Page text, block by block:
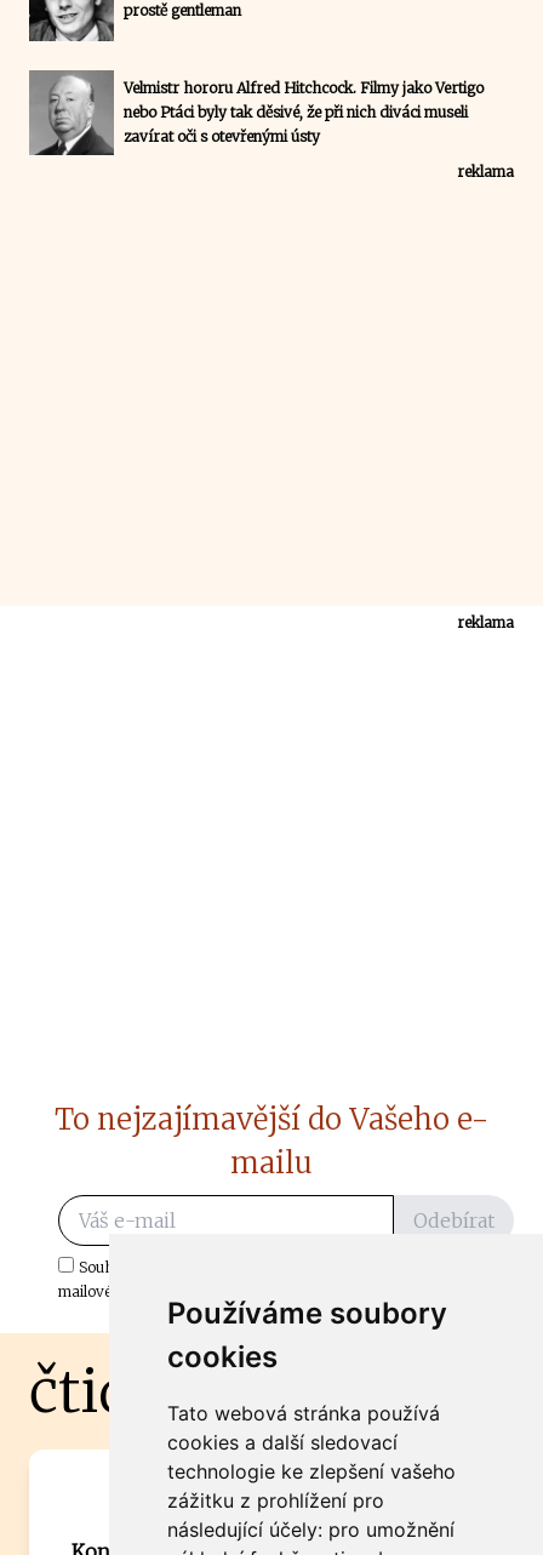
Používáme soubory
cookies
Tato webová stránka používá
cookies a další sledovací
technologie ke zlepšení vašeho
zážitku z prohlížení pro
následující účely: pro umožnění
prostě gentleman
Velmistr hororu Alfred Hitchcock. Filmy jako Vertigo
nebo Ptáci byly tak děsivé, že při nich diváci museli
zavírat oči s otevřenými ústy
reklama
reklama
To nejzajímavější do Vašeho e-
mailu
Odebírat
Souhlasím s odběrem důležitých zpráv ze ČtiDoma.cz do mé e-
mailové schránky.
čtidoma.cz
Máte zajímavou informaci? Chcete
spolupracovat?